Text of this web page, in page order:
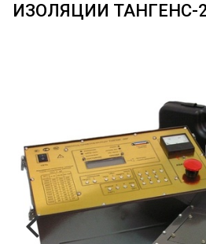
ИЗОЛЯЦИИ ТАНГЕНС-